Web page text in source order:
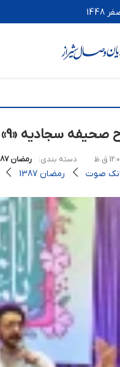
سجادیه «9» [رمضان87]
دسته بندی: رمضان 1387
صوت رمضان 1387